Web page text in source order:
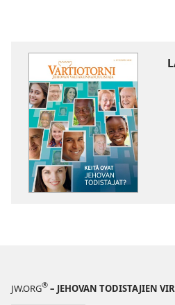
JW.ORG® – JEHOVAN TODISTAJIEN